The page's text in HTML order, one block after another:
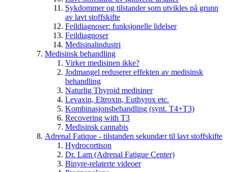
Sykdommer og tilstander som utvikles på grunn
av lavt stoffskifte
Feildiagnoser: funksjonelle lidelser
Feildiagnoser
Medisinalindustri
Medisinsk behandling
Virker medisinen ikke?
Jodmangel reduserer effekten av medisinsk
behandling
Naturlig Thyroid medisiner
Levaxin, Eltroxin, Euthyrox etc.
Kombinasjonsbehandling (synt. T4+T3)
Recovering with T3
Medisinsk cannabis
Adrenal Fatique - tilstanden sekundær til lavt stoffskifte
Hydrocortison
Dr. Lam (Adrenal Fatigue Center)
Binyre-relaterte videoer